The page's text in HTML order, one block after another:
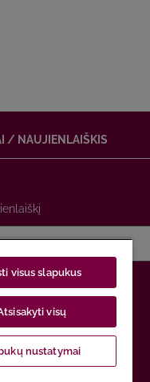
/ NAUJIENLAIŠKIS
politika
visus slapukus
visų
nustatymai